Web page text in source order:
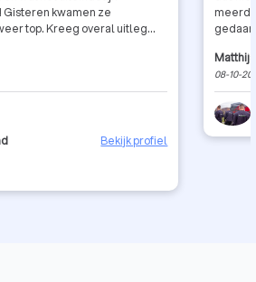
Gisteren kwamen ze
top. Kreeg overal uitleg
Max
Bekijk profiel
stond
contact
08-10-